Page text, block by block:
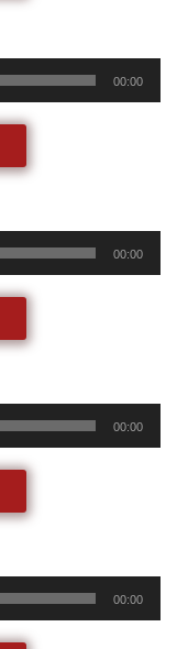
00:00
00:00
00:00
00:00